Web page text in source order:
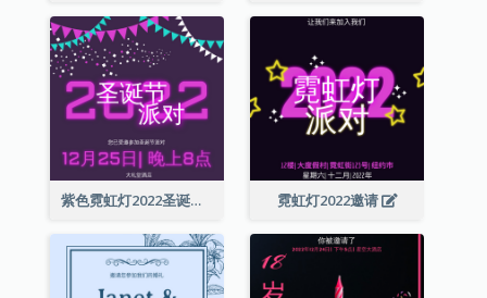
紫色霓虹灯2022圣诞晚会邀请函 霓虹灯2022邀请